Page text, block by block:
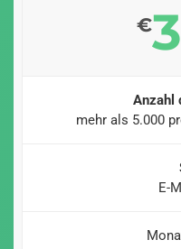
€
Anzahl
mehr als 5.000
E-